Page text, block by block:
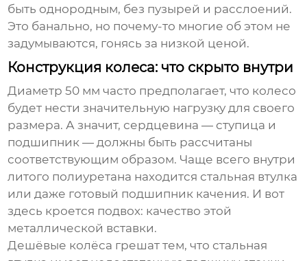
быть однородным, без пузырей и расслоений.
Это банально, но почему-то многие об этом не
задумываются, гонясь за низкой ценой.
Конструкция колеса: что скрыто внутри
Диаметр 50 мм часто предполагает, что колесо
будет нести значительную нагрузку для своего
размера. А значит, сердцевина — ступица и
подшипник — должны быть рассчитаны
соответствующим образом. Чаще всего внутри
литого полиуретана находится стальная втулка
или даже готовый подшипник качения. И вот
здесь кроется подвох: качество этой
металлической вставки.
Дешёвые колёса грешат тем, что стальная